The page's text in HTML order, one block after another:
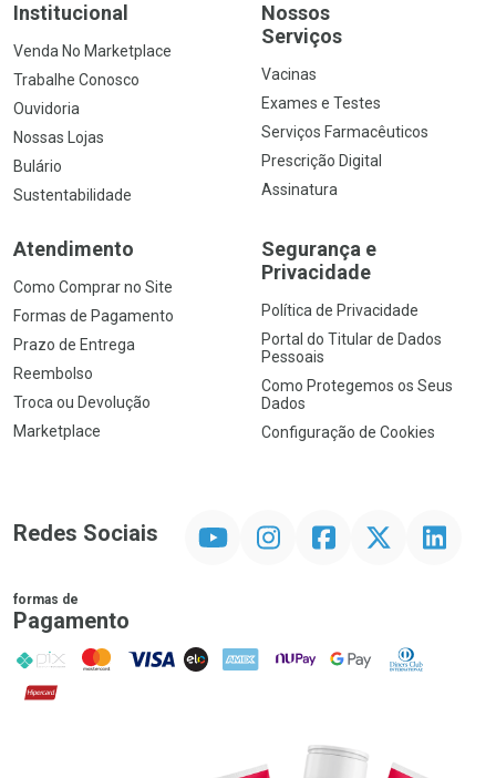
Institucional
Venda No Marketplace
Trabalhe Conosco
Ouvidoria
Nossas Lojas
Bulário
Sustentabilidade
Nossos
Serviços
Vacinas
Exames e Testes
Serviços Farmacêuticos
Prescrição Digital
Assinatura
Atendimento
Como Comprar no Site
Formas de Pagamento
Prazo de Entrega
Reembolso
Troca ou Devolução
Marketplace
Segurança e
Privacidade
Política de Privacidade
Portal do Titular de Dados
Pessoais
Como Protegemos os Seus
Dados
Configuração de Cookies
Redes Sociais InstagramFacebookTwitter Linkedin
formas de
Pagamento
PIX MasterCard
VISA ELO AMEX NuPay Google PayDiners Club
Hipercard
Promoção em Destaque